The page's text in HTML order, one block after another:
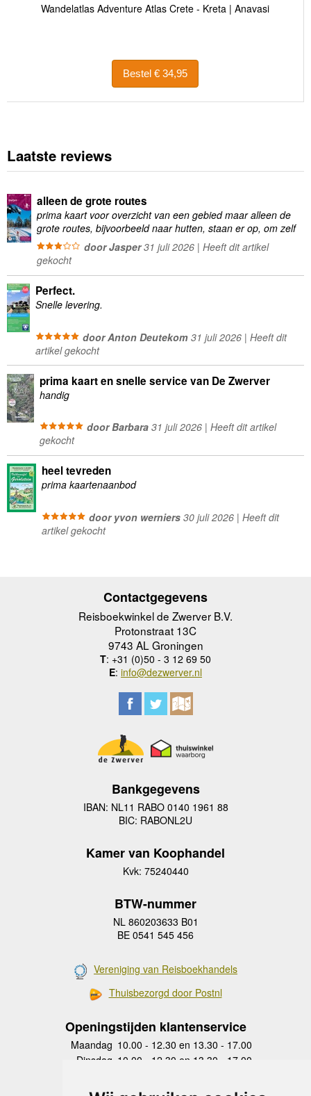
Wandelatlas Adventure Atlas Crete - Kreta | Anavasi
Bestel € 34,95
Laatste reviews
alleen de grote routes
prima kaart voor overzicht van een gebied maar alleen de
grote routes, bijvoorbeeld naar hutten, staan er op, om zelf
wandelingen te plannen minder geschikt
door Jasper31 juli 2026 | Heeft dit artikel
gekocht
Perfect.
Snelle levering.
door Anton Deutekom31 juli 2026 | Heeft dit
artikel gekocht
prima kaart en snelle service van De Zwerver
handig
door Barbara31 juli 2026 | Heeft dit artikel
gekocht
heel tevreden
prima kaartenaanbod
door yvon werniers30 juli 2026 | Heeft dit
artikel gekocht
Contactgegevens
Reisboekwinkel de Zwerver B.V.
Protonstraat 13C
9743 AL Groningen
T: +31 (0)50 - 3 12 69 50
E: info@dezwerver.nl
Bankgegevens
IBAN: NL11 RABO 0140 1961 88
BIC: RABONL2U
Kamer van Koophandel
Kvk: 75240440
BTW-nummer
NL 860203633 B01
BE 0541 545 456
Vereniging van Reisboekhandels
Thuisbezorgd door Postnl
Openingstijden klantenservice
Maandag 10.00 - 12.30 en 13.30 - 17.00
Dinsdag 10.00 - 12.30 en 13.30 - 17.00
Donderdag
10.00 - 12.30 en 13.30 - 17.00